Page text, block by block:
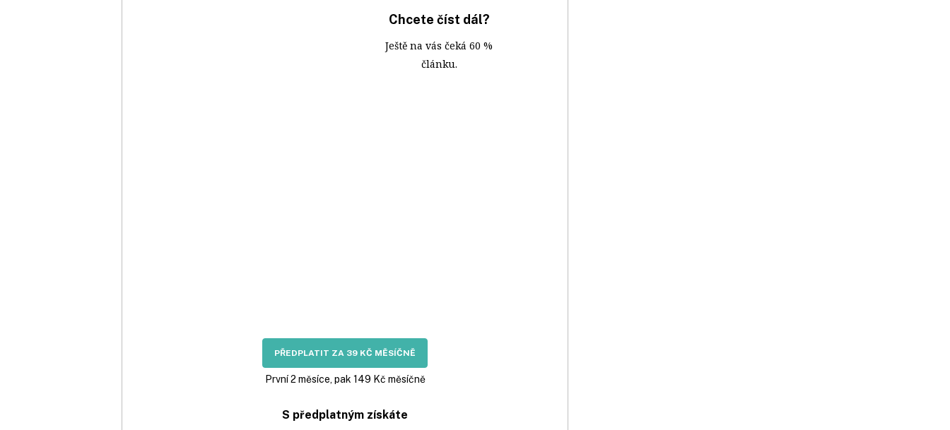
Chcete číst dál?
Ještě na vás čeká 60 %
článku.
PŘEDPLATIT ZA 39 KČ MĚSÍČNĚ
První 2 měsíce, pak 149 Kč měsíčně
S předplatným získáte